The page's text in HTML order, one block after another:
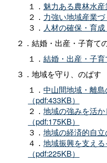
１． 魅力ある農林水産
２． 力強い地域産業づ
３． 人材の確保・育成
２．結婚・出産・子育て
１． 結婚・出産・子育
３．地域を守り、のばす
１． 中山間地域・離
（pdf:433KB）
２． 地域の強みを活
（pdf:175KB）
３． 地域の経済的自立
４． 地域振興を支え
（pdf:225KB）